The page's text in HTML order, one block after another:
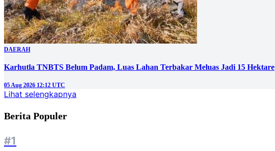
DAERAH
Karhutla TNBTS Belum Padam, Luas Lahan Terbakar Meluas Jadi 15 Hektare
05 Aug 2026 12:12 UTC
Lihat selengkapnya
Berita Populer
#1